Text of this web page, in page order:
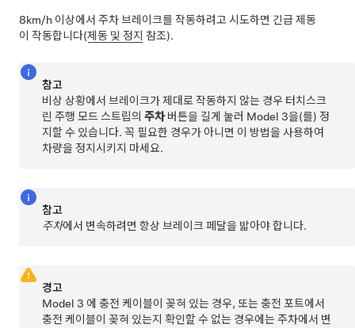
8km/h 이상에서 주차 브레이크를 작동하려고 시도하면 긴급 제동
이 작동합니다(제동 및 정지 참조).
참고
비상 상황에서 브레이크가 제대로 작동하지 않는 경우 터치스크
린 주행 모드 스트립의주차버튼을 길게 눌러 Model 3을(를) 정
지할 수 있습니다. 꼭 필요한 경우가 아니면 이 방법을 사용하여
차량을 정지시키지 마세요.
참고
주차에서 변속하려면 항상 브레이크 페달을 밟아야 합니다.
경고
Model 3 에 충전 케이블이 꽂혀 있는 경우, 또는 충전 포트에서
충전 케이블이 꽂혀 있는지 확인할 수 없는 경우에는 주차에서 변